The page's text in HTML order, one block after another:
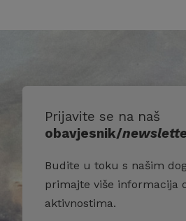
Prijavite se na naš
obavjesnik/
Budite u toku s našim
primajte više informacija
aktivnostima.